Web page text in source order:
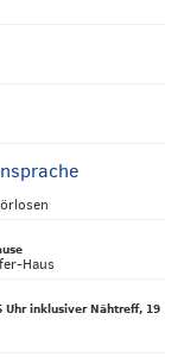
Haus
Uhr inklusiver Nähtreff, 19